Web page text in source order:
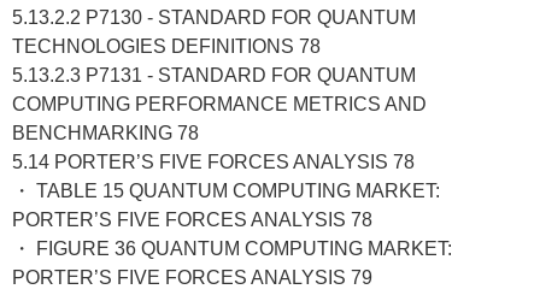
5.13.2.2 P7130 - STANDARD FOR QUANTUM
TECHNOLOGIES DEFINITIONS 78
5.13.2.3 P7131 - STANDARD FOR QUANTUM
COMPUTING PERFORMANCE METRICS AND
BENCHMARKING 78
5.14 PORTER’S FIVE FORCES ANALYSIS 78
・ TABLE 15 QUANTUM COMPUTING MARKET:
PORTER’S FIVE FORCES ANALYSIS 78
・ FIGURE 36 QUANTUM COMPUTING MARKET:
PORTER’S FIVE FORCES ANALYSIS 79